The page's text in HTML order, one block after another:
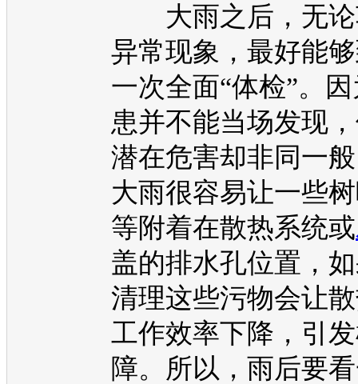
大雨之后，无论
异常现象，最好能
一次全面“体检”。
患并不能当场发现
潜在危害却非同一
大雨很容易让一些
等附着在散热系统或
盖的排水孔位置，
清理这些污物会让
工作效率下降，引
障。所以，雨后要